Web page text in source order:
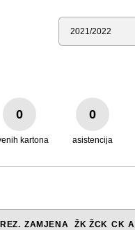
Sezona
0
kartona
0
asistencija
REZ. ZAMJENA ŽK ŽCK CK A